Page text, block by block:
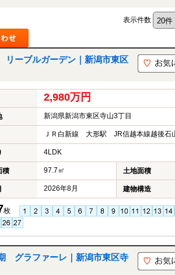
表示件数
ーブルガーデン｜新潟市東区
2,980万円
新潟県新潟市東区寺山3丁目
ＪＲ白新線 大形駅 JR信越本線越後
4LDK
積 97.7㎡ 土地面積
2026年8月 建物構造
枚
グラファーレ｜新潟市東区寺